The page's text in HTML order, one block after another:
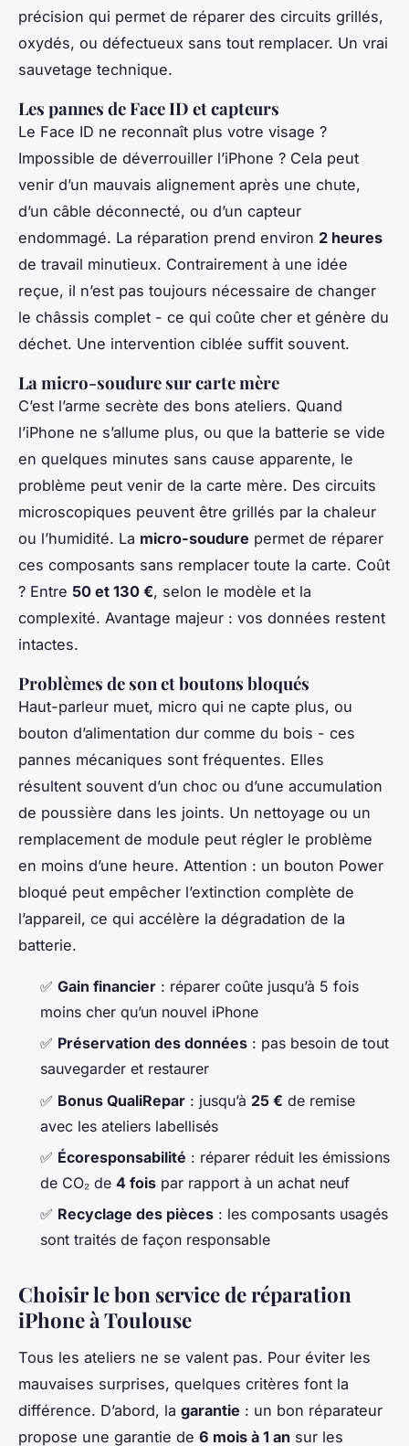
précision qui permet de réparer des circuits grillés,
oxydés, ou défectueux sans tout remplacer. Un vrai
sauvetage technique.
Les pannes de Face ID et capteurs
Le Face ID ne reconnaît plus votre visage ?
Impossible de déverrouiller l’iPhone ? Cela peut
venir d’un mauvais alignement après une chute,
d’un câble déconnecté, ou d’un capteur
endommagé. La réparation prend environ 2 heures
de travail minutieux. Contrairement à une idée
reçue, il n’est pas toujours nécessaire de changer
le châssis complet - ce qui coûte cher et génère du
déchet. Une intervention ciblée suffit souvent.
La micro-soudure sur carte mère
C’est l’arme secrète des bons ateliers. Quand
l’iPhone ne s’allume plus, ou que la batterie se vide
en quelques minutes sans cause apparente, le
problème peut venir de la carte mère. Des circuits
microscopiques peuvent être grillés par la chaleur
ou l’humidité. La micro-soudure permet de réparer
ces composants sans remplacer toute la carte. Coût
? Entre 50 et 130 €, selon le modèle et la
complexité. Avantage majeur : vos données restent
intactes.
Problèmes de son et boutons bloqués
Haut-parleur muet, micro qui ne capte plus, ou
bouton d’alimentation dur comme du bois - ces
pannes mécaniques sont fréquentes. Elles
résultent souvent d’un choc ou d’une accumulation
de poussière dans les joints. Un nettoyage ou un
remplacement de module peut régler le problème
en moins d’une heure. Attention : un bouton Power
bloqué peut empêcher l’extinction complète de
l’appareil, ce qui accélère la dégradation de la
batterie.
✅ Gain financier : réparer coûte jusqu’à 5 fois
moins cher qu’un nouvel iPhone
✅ Préservation des données : pas besoin de tout
sauvegarder et restaurer
✅ Bonus QualiRepar : jusqu’à 25 € de remise
avec les ateliers labellisés
✅ Écoresponsabilité : réparer réduit les émissions
de CO₂ de 4 fois par rapport à un achat neuf
✅ Recyclage des pièces : les composants usagés
sont traités de façon responsable
Choisir le bon service de réparation
iPhone à Toulouse
Tous les ateliers ne se valent pas. Pour éviter les
mauvaises surprises, quelques critères font la
différence. D’abord, la garantie : un bon réparateur
propose une garantie de 6 mois à 1 an sur les